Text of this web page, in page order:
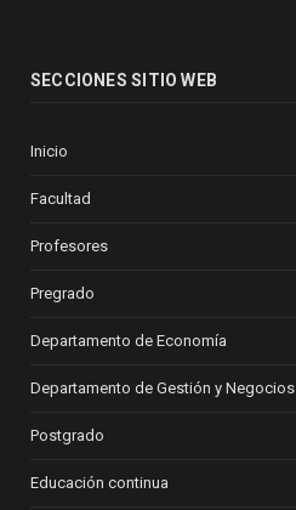
SECCIONES SITIO WEB
Inicio
Facultad
Profesores
Pregrado
Departamento de Economía
Departamento de Gestión y Negocios
Postgrado
Educación continua